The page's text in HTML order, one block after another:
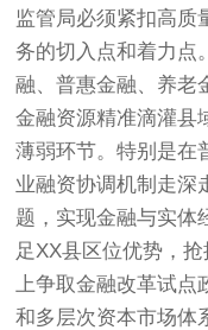
监管局必须紧扣高质
务的切入点和着力点
融、普惠金融、养老
金融资源精准滴灌县
薄弱环节。特别是在
业融资协调机制走深
题，实现金融与实体
足XX县区位优势，
上争取金融改革试
和多层次资本市场体